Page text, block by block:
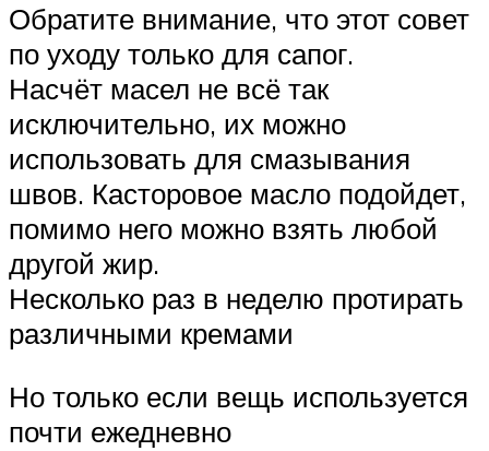
Обратите внимание, что этот совет
по уходу только для сапог.
Насчёт масел не всё так
исключительно, их можно
использовать для смазывания
швов. Касторовое масло подойдет,
помимо него можно взять любой
другой жир.
Несколько раз в неделю протирать
различными кремами
Но только если вещь используется
почти ежедневно